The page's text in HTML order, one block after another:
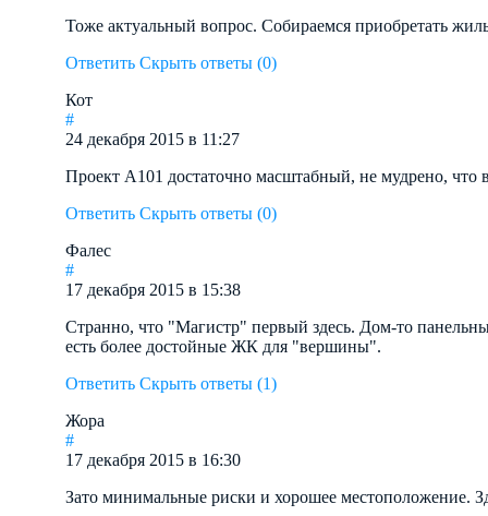
Тоже актуальный вопрос. Собираемся приобретать
Ответить Скрыть ответы (0)
Кот
#
24 декабря 2015 в 11:27
Проект А101 достаточно масштабный, не мудрено,
Ответить Скрыть ответы (0)
Фалес
#
17 декабря 2015 в 15:38
Странно, что "Магистр" первый здесь. Дом-то
есть более достойные ЖК для "вершины".
Ответить Скрыть ответы (1)
Жора
#
17 декабря 2015 в 16:30
Зато минимальные риски и хорошее местоположение.